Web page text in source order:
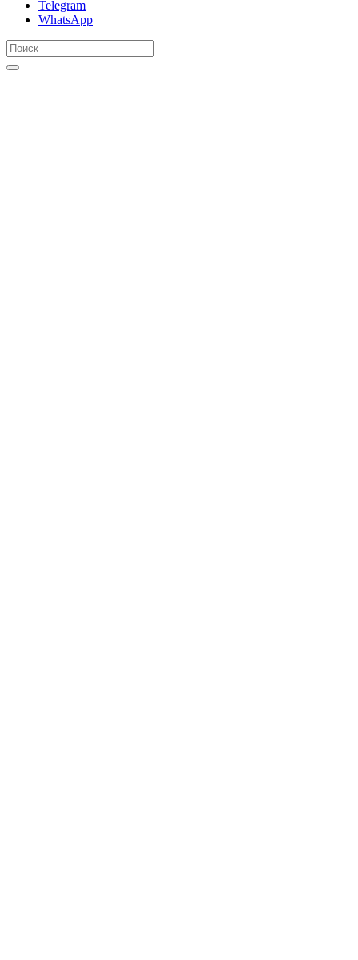
Telegram
WhatsApp